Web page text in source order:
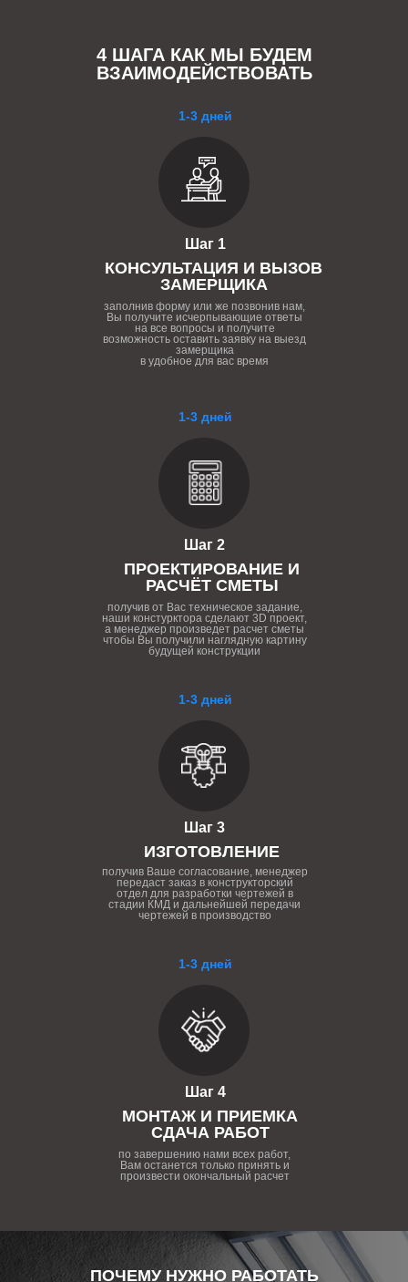
4 ШАГА КАК МЫ БУДЕМ
ВЗАИМОДЕЙСТВОВАТЬ
1-3 дней
Шаг 4
МОНТАЖ И ПРИЕМКА
СДАЧА РАБОТ
по завершению нами всех работ,
Вам останется только принять и
произвести окончальный расчет
1-3 дней
Шаг 3
ИЗГОТОВЛЕНИЕ
получив Ваше согласование, менеджер
передаст заказ в конструкторский
отдел для разработки чертежей в
стадии КМД и дальнейшей передачи
чертежей в производство
1-3 дней
Шаг 2
ПРОЕКТИРОВАНИЕ И
РАСЧЁТ СМЕТЫ
получив от Вас техническое задание,
наши констурктора сделают 3D проект,
а менеджер произведет расчет сметы
чтобы Вы получили наглядную картину
будущей конструкции
1-3 дней
Шаг 1
КОНСУЛЬТАЦИЯ И ВЫЗОВ
ЗАМЕРЩИКА
заполнив форму или же позвонив нам,
Вы получите исчерпывающие ответы
на все вопросы и получите
возможность оставить заявку на выезд
замерщика
в удобное для вас время
ПОЧЕМУ НУЖНО РАБОТАТЬ